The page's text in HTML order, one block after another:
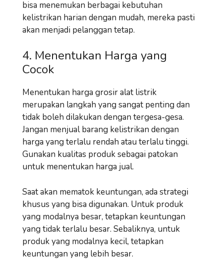
bisa menemukan berbagai kebutuhan
kelistrikan harian dengan mudah, mereka pasti
akan menjadi pelanggan tetap.
4. Menentukan Harga yang
Cocok
Menentukan harga grosir alat listrik
merupakan langkah yang sangat penting dan
tidak boleh dilakukan dengan tergesa-gesa.
Jangan menjual barang kelistrikan dengan
harga yang terlalu rendah atau terlalu tinggi.
Gunakan kualitas produk sebagai patokan
untuk menentukan harga jual.
Saat akan mematok keuntungan, ada strategi
khusus yang bisa digunakan. Untuk produk
yang modalnya besar, tetapkan keuntungan
yang tidak terlalu besar. Sebaliknya, untuk
produk yang modalnya kecil, tetapkan
keuntungan yang lebih besar.